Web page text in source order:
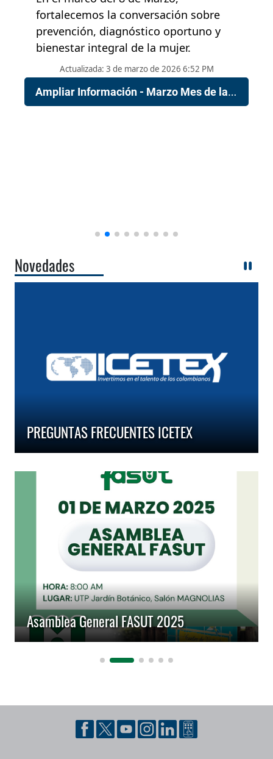
fortalecemos la conversación sobre
prevención, diagnóstico oportuno y
bienestar integral de la mujer.
Actualizada: 3 de marzo de 2026 6:52 PM
Ampliar Información - Marzo Mes de la salud femenina
Novedades
PREGUNTAS FRECUENTES ICETEX
Asamblea General FASUT 2025
Pie de página con información de contacto, redes sociales y